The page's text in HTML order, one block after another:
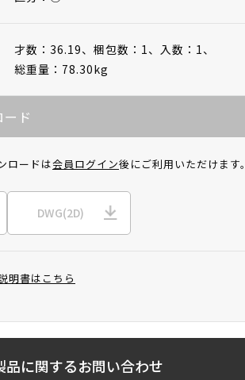
才数：36.19、 梱包数：1、 入数：1、
総重量：78.30kg
ド
ロードは会員ログイン後にご利用いただけます。
DWG(2D)
明書はこちら
品に関するお問い合わせ